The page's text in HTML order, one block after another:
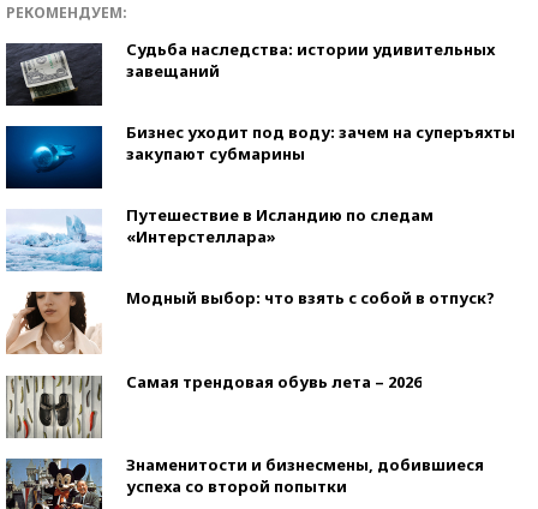
РЕКОМЕНДУЕМ:
Судьба наследства: истории удивительных
завещаний
Бизнес уходит под воду: зачем на суперъяхты
закупают субмарины
Путешествие в Исландию по следам
«Интерстеллара»
Модный выбор: что взять с собой в отпуск?
Самая трендовая обувь лета – 2026
Знаменитости и бизнесмены, добившиеся
успеха со второй попытки